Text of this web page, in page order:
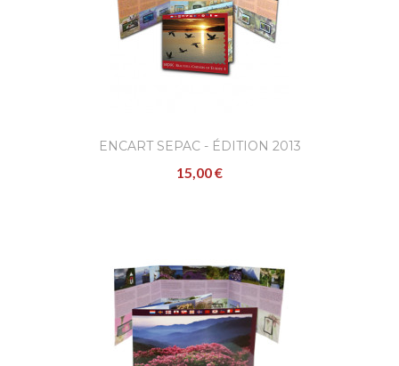
ENCART SEPAC - ÉDITION 2013
15,00 €